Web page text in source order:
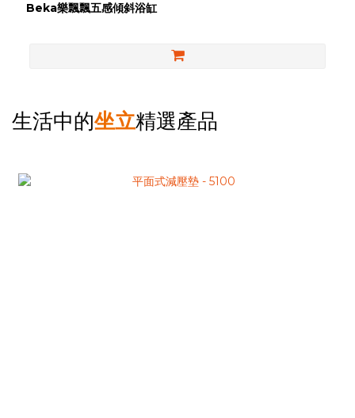
Beka樂飄飄五感傾斜浴缸
生活中的坐立精選產品